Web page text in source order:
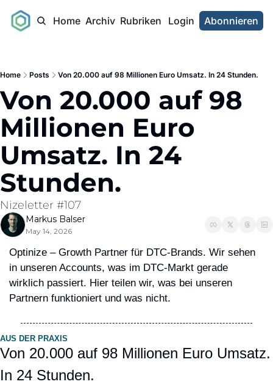
Home Archiv Rubriken Login Abonnieren
Home Posts Von 20.000 auf 98 Millionen Euro Umsatz. In 24 Stunden.
Von 20.000 auf 98
Millionen Euro
Umsatz. In 24
Stunden.
Nizeletter #107
Markus Balser
May 14, 2026
Optinize – Growth Partner für DTC-Brands. Wir sehen
in unseren Accounts, was im DTC-Markt gerade
wirklich passiert. Hier teilen wir, was bei unseren
Partnern funktioniert und was nicht.
AUS DER PRAXIS
Von 20.000 auf 98 Millionen Euro Umsatz.
In 24 Stunden.